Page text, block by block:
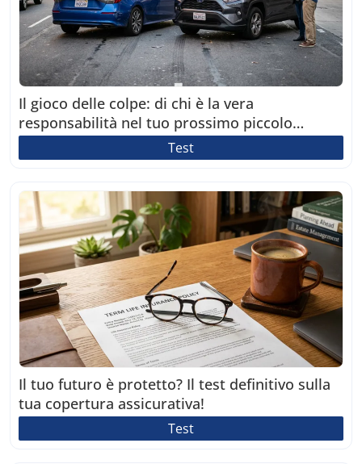
Il gioco delle colpe: di chi è la vera
responsabilità nel tuo prossimo piccolo
incidente?
Test
Il tuo futuro è protetto? Il test definitivo sulla
tua copertura assicurativa!
Test